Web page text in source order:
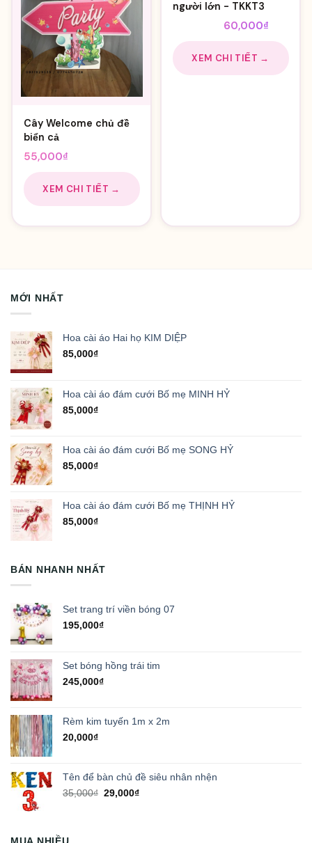
Cây Welcome chủ đề
biển cả
55,000₫
XEM CHI TIẾT →
người lớn - TKKT3
Giá
gốc
là:
110,000₫.
60,000₫
hiện
là:
XEM CHI TIẾT →
MỚI NHẤT
Hoa cài áo Hai họ KIM DIỆP
85,000₫
Hoa cài áo đám cưới Bố mẹ MINH HỶ
85,000₫
Hoa cài áo đám cưới Bố mẹ SONG HỶ
85,000₫
Hoa cài áo đám cưới Bố mẹ THỊNH HỶ
85,000₫
BÁN NHANH NHẤT
Set trang trí viền bóng 07
195,000₫
Set bóng hồng trái tim
245,000₫
Rèm kim tuyến 1m x 2m
20,000₫
Tên để bàn chủ đề siêu nhân nhện
35,000₫ Giá
29,000₫Giá